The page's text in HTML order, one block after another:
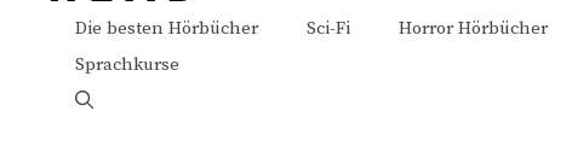
Die besten Hörbücher Sci-Fi Horror Hörbücher
Sprachkurse